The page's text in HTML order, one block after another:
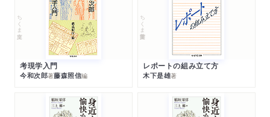
図版への注
ちくま文庫
考現学入門
今和次郎著藤森照信編
ちくま学芸文庫
レポートの組み立て方
木下是雄著